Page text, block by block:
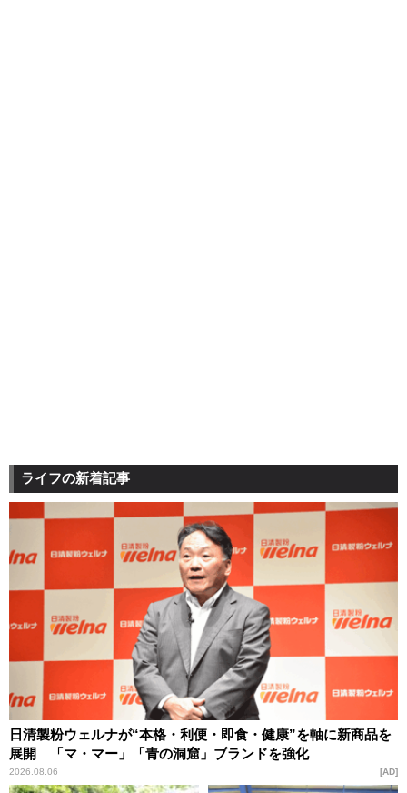
ライフの新着記事
日清製粉ウェルナが“本格・利便・即食・健康”を軸に新商品を
展開 「マ・マー」「青の洞窟」ブランドを強化
2026.08.06 AD